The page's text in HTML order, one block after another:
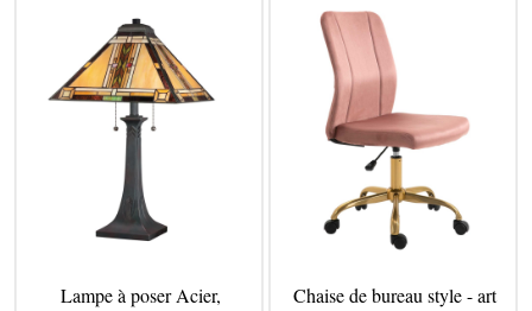
Lampe à poser Acier, Chaise de bureau style - art